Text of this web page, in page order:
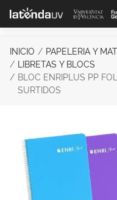
Saltar al contenido
INICIO PAPELERIA Y
LIBRETAS Y BLOCS
BLOC ENRIPLUS PP
SURTIDOS